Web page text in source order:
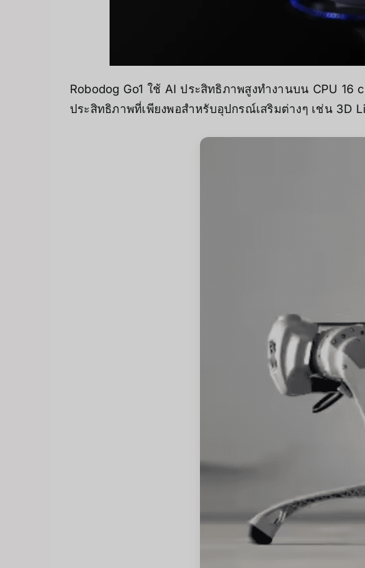
Robodog Go1 ใช้ AI ประสิทธิภาพสูงทำงานบน CPU
ประสิทธิภาพที่เพียงพอสำหรับอุปกรณ์เสริมต่างๆ เช่น 3D